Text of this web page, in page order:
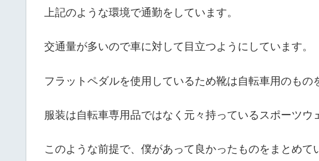
上記のような環境で通勤をしています。
交通量が多いので車に対して目立つようにしています。
フラットペダルを使用しているため靴は自転車用のもの
服装は自転車専用品ではなく元々持っているスポーツウ
このような前提で、僕があって良かったものをまとめて